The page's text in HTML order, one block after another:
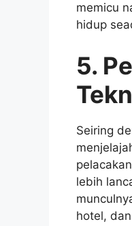
memicu
hidup
5.
Seiring
lebih
hotel,